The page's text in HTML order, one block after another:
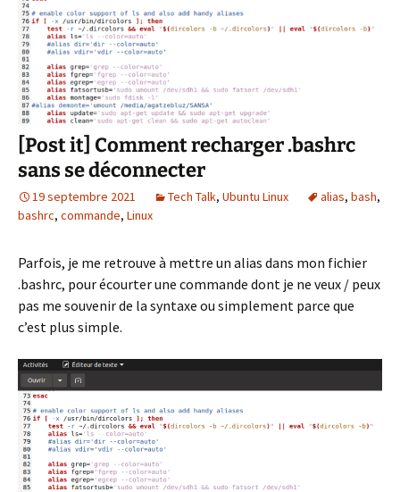
[Post it] Comment recharger .bashrc
sans se déconnecter
19 septembre 2021 Tech Talk, Ubuntu Linux alias, bash,
bashrc, commande, Linux
Parfois, je me retrouve à mettre un alias dans mon fichier
.bashrc, pour écourter une commande dont je ne veux / peux
pas me souvenir de la syntaxe ou simplement parce que
c’est plus simple.